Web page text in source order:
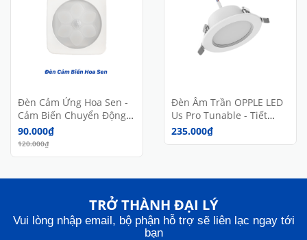
Đèn Cảm Ứng Hoa Sen -
Cảm Biến Chuyển Động
Thông Minh - Chính
Hãng
90.000₫
120.000₫
Đèn Âm Trần OPPLE LED
Us Pro Tunable - Tiết
Kiệm Năng Lượng - Bảo
235.000₫
TRỞ THÀNH ĐẠI LÝ
Vui lòng nhập email, bộ phận hỗ trợ sẽ liên lạc ngay tới
bạn